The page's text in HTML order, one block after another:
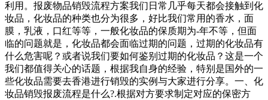
利用。报废物品销毁流程方案我们日常几乎每天都会接触到化
妆品，化妆品的种类也分为很多，好比我们常用的香水，面
膜，乳液，口红等等，一般化妆品的保质期为-年不等，但面
临的问题就是，化妆品都会面临过期的问题，过期的化妆品有
什么危害呢？或者说我们要如何鉴别过期的化妆品？这是一个
我们都值得关心的话题，根据我自身的经验，特别是国外的一
些化妆品需要去香港进行销毁的实例与大家进行分享。一、化
妆品销毁报废流程是什么?.根据对方要求制定对应的保密方